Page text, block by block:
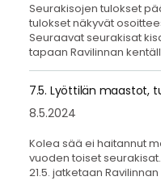
Seurakisojen tulokset
tulokset näkyvät
Seuraavat seurakisat
tapaan Ravilinnan
7.5. Lyöttilän maastot,
8.5.2024
Kolea sää ei haitannut
vuoden toiset
21.5. jatketaan